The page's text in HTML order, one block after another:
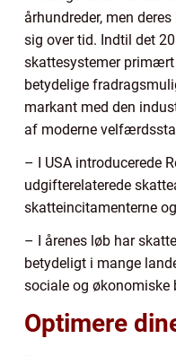
århundreder, men
sig over tid. Indtil det
skattesystemer
betydelige
markant med den
af moderne
– I USA introducerede
udgifterelaterede
skatteincitamenterne
– I årenes løb har
betydeligt i mange
sociale og økonomiske
Optimere